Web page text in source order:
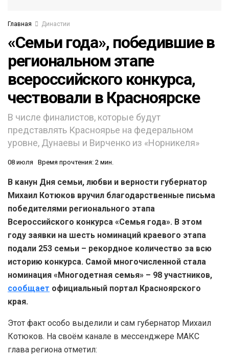
Главная Династии
«Семьи года», победившие в
региональном этапе
всероссийского конкурса,
чествовали в Красноярске
В числе финалистов, которые будут
представлять Красноярье на федеральном
уровне, Дунаевы и Вирченко из «Норникеля»
08 июля Время прочтения: 2 мин.
В канун Дня семьи, любви и верности губернатор
Михаил Котюков вручил благодарственные письма
победителями регионального этапа
Всероссийского конкурса «Семья года». В этом
году заявки на шесть номинаций краевого этапа
подали 253 семьи – рекордное количество за всю
историю конкурса. Самой многочисленной стала
номинация «Многодетная семья» – 98 участников,
сообщает официальный портал Красноярского
края.
Этот факт особо выделили и сам губернатор Михаил
Котюков. На своём канале в мессенджере МАКС
глава региона отметил: